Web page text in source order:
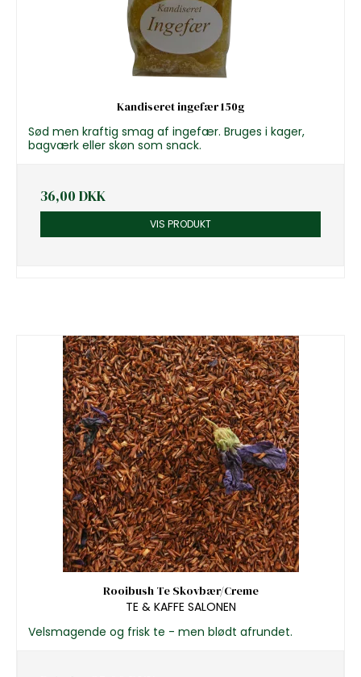
Kandiseret ingefær 150g
Sød men kraftig smag af ingefær. Bruges i kager,
bagværk eller skøn som snack.
36,00 DKK
VIS PRODUKT
Rooibush Te Skovbær/Creme
TE & KAFFE SALONEN
Velsmagende og frisk te - men blødt afrundet.